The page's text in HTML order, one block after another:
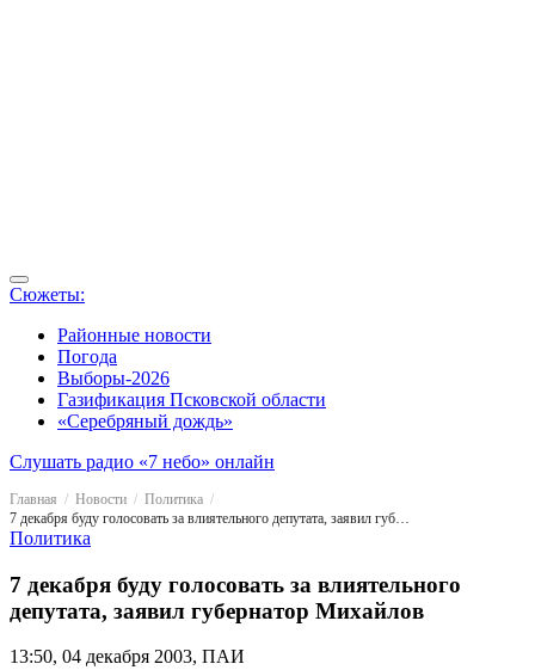
Сюжеты:
Районные новости
Погода
Выборы-2026
Газификация Псковской области
«Серебряный дождь»
Слушать радио «7 небо» онлайн
Главная Новости
Политика
7 декабря буду голосовать за влиятельного депутата, заявил губернатор Михайлов
Политика
7 декабря буду голосовать за влиятельного
депутата, заявил губернатор Михайлов
13:50, 04 декабря 2003, ПАИ